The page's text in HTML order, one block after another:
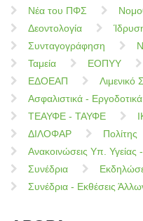
Νέα του ΠΦΣ
Δεοντολογία
Συνταγογράφηση
Ταμεία
ΕΟΠΥΥ
ΕΔΟΕΑΠ
Λιμενικό
Ασφαλιστικά -
ΤΕΑΥΦΕ - ΤΑΥΦΕ
ΔΙΛΟΦΑΡ
Πολίτης
Ανακοινώσεις Υπ.
Συνέδρια
Συνέδρια - Εκθέσεις